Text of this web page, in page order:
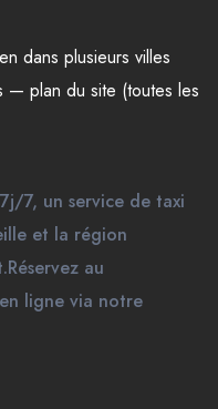
dans plusieurs villes
— plan du site (toutes les
7, un service de taxi
et la région
au
ligne via notre